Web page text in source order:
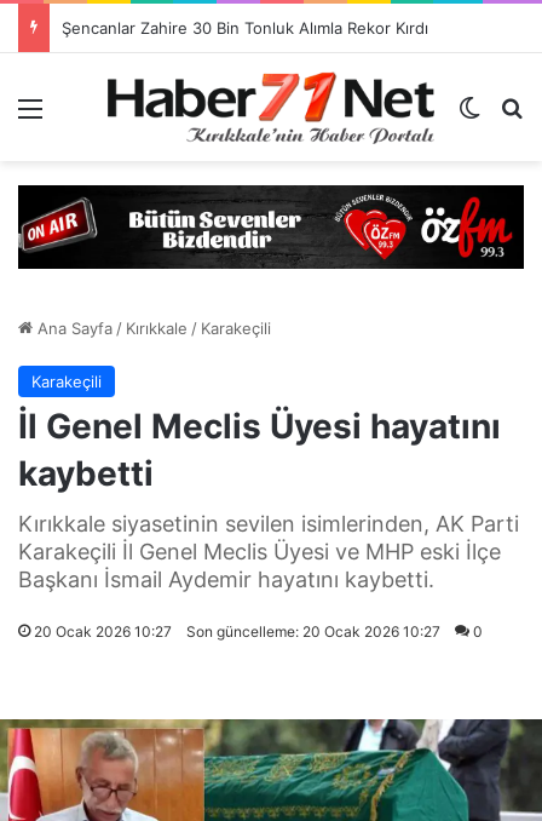
Dış
Ana Sayfa/ Kırıkkale / Karakeçili
Karakeçili
İl Genel Meclis Üyesi hayatını
kaybetti
Kırıkkale siyasetinin sevilen isimlerinden, AK Parti
Karakeçili İl Genel Meclis Üyesi ve MHP eski İlçe
Başkanı İsmail Aydemir hayatını kaybetti.
20 Ocak 2026 10:27 Son güncelleme: 20 Ocak 2026 10:27 0